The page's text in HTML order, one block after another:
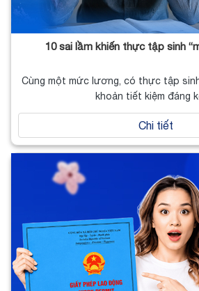
10 sai lầm khiến thực tập sinh
Cùng một mức lương, có thực tập
khoản tiết kiệm đáng
Chi tiết